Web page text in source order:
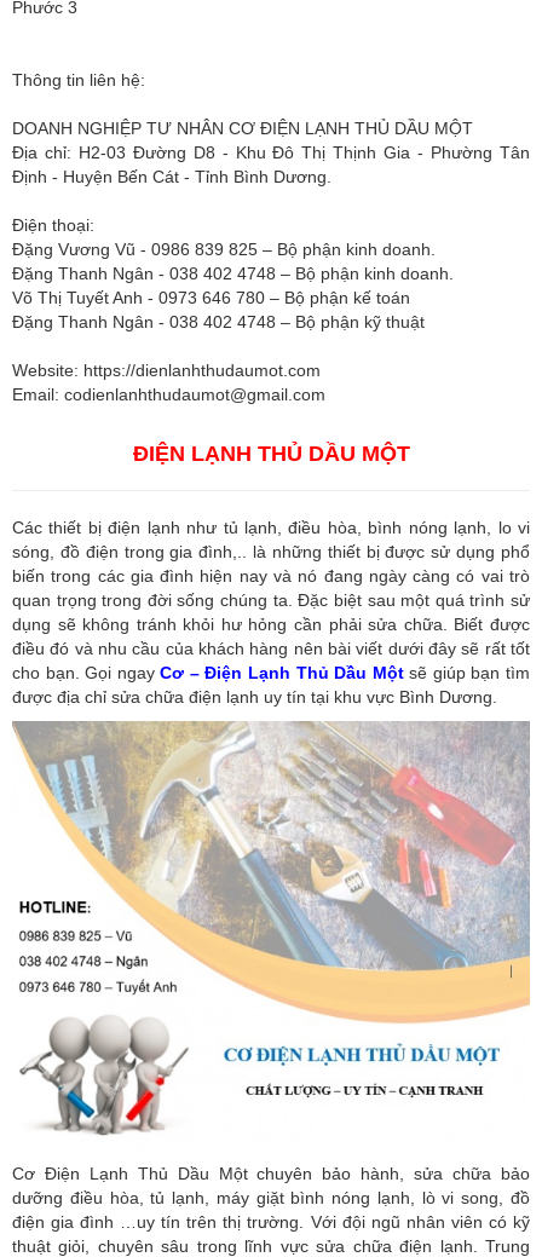
Phước 3
Thông tin liên hệ:
DOANH NGHIỆP TƯ NHÂN CƠ ĐIỆN LẠNH THỦ DẦU MỘT
Địa chỉ: H2-03 Đường D8 - Khu Đô Thị Thịnh Gia - Phường Tân
Định - Huyện Bến Cát - Tỉnh Bình Dương.
Điện thoại:
Đặng Vương Vũ - 0986 839 825 – Bộ phận kinh doanh.
Đặng Thanh Ngân - 038 402 4748 – Bộ phận kinh doanh.
Võ Thị Tuyết Anh - 0973 646 780 – Bộ phận kế toán
Đặng Thanh Ngân - 038 402 4748 – Bộ phận kỹ thuật
Website: https://dienlanhthudaumot.com
Email: codienlanhthudaumot@gmail.com
ĐIỆN LẠNH THỦ DẦU MỘT
Các thiết bị điện lạnh như tủ lạnh, điều hòa, bình nóng lạnh, lo vi
sóng, đồ điện trong gia đình,.. là những thiết bị được sử dụng phổ
biến trong các gia đình hiện nay và nó đang ngày càng có vai trò
quan trọng trong đời sống chúng ta. Đặc biệt sau một quá trình sử
dụng sẽ không tránh khỏi hư hỏng cần phải sửa chữa. Biết được
điều đó và nhu cầu của khách hàng nên bài viết dưới đây sẽ rất tốt
cho bạn. Gọi ngayCơ – Điện Lạnh Thủ Dầu Một sẽ giúp bạn tìm
được địa chỉ sửa chữa điện lạnh uy tín tại khu vực Bình Dương.
Cơ Điện Lạnh Thủ Dầu Một chuyên bảo hành, sửa chữa bảo
dưỡng điều hòa, tủ lạnh, máy giặt bình nóng lạnh, lò vi song, đồ
điện gia đình …uy tín trên thị trường. Với đội ngũ nhân viên có kỹ
thuật giỏi, chuyên sâu trong lĩnh vực sửa chữa điện lạnh. Trung